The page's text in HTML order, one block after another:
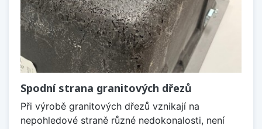
Spodní strana granitových dřezů
Při výrobě granitových dřezů vznikají na
nepohledové straně různé nedokonalosti, není